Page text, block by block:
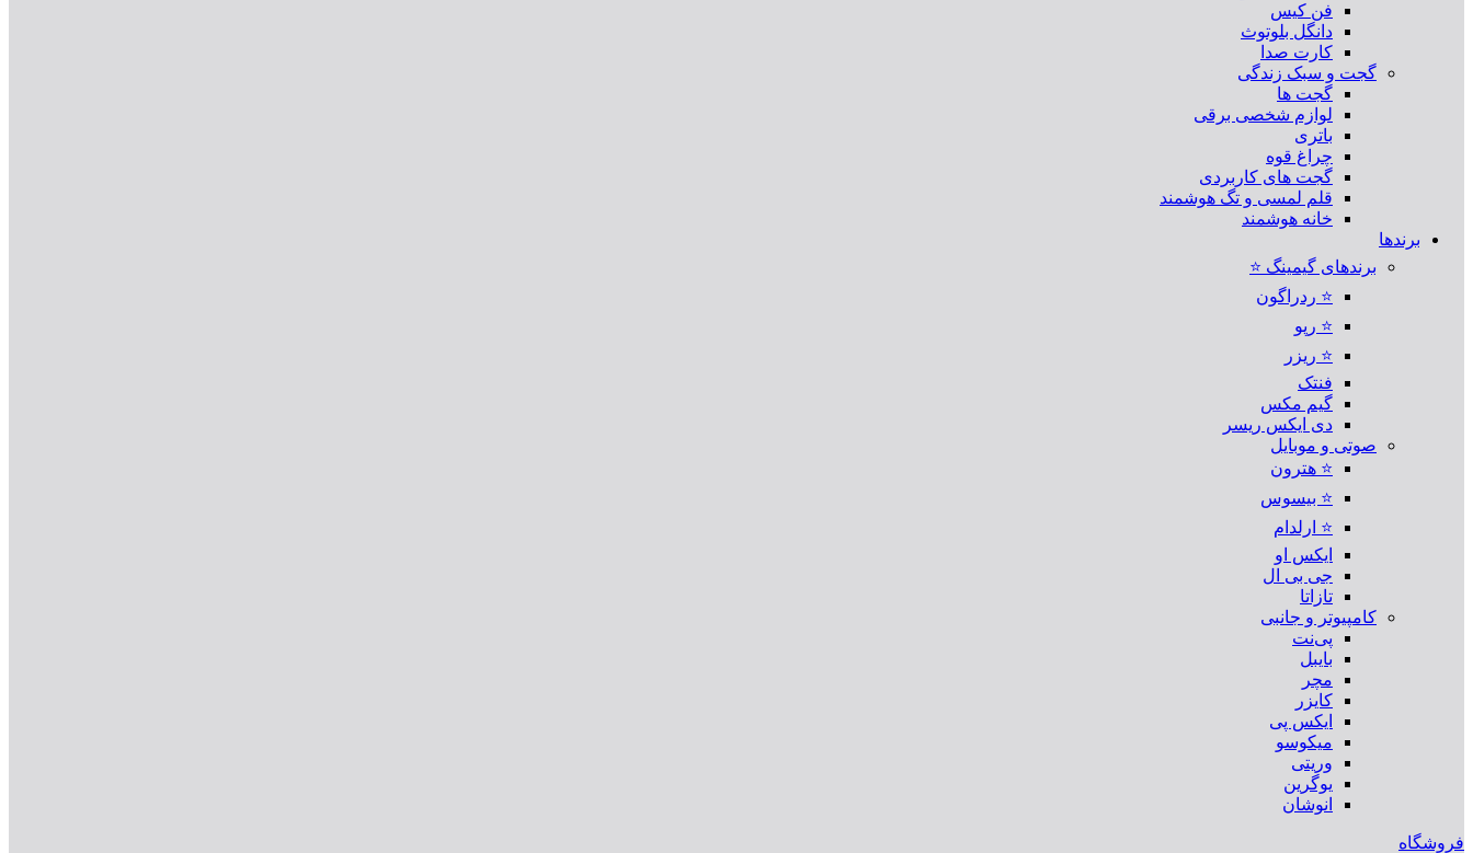
فن کیس
دانگل بلوتوث
کارت صدا
گجت و سبک زندگی
گجت ها
لوازم شخصی برقی
باتری
چراغ قوه
گجت های کاربردی
قلم لمسی و تگ هوشمند
خانه هوشمند
برندها
برندهای گیمینگ ⭐
⭐ ردراگون
⭐ رپو
⭐ ریزر
فنتک
گیم مکس
دی ایکس ریسر
صوتی و موبایل
⭐ هترون
⭐ بیسوس
⭐ ارلدام
ایکس او
جی بی ال
تازاتا
کامپیوتر و جانبی
پی‌نت
بایبل
مچر
کایزر
ایکس پی
میکوسو
وریتی
یوگرین
انوشان
فروشگاه